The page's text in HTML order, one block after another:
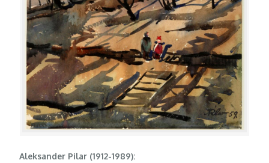
Aleksander Pilar (1912-1989):